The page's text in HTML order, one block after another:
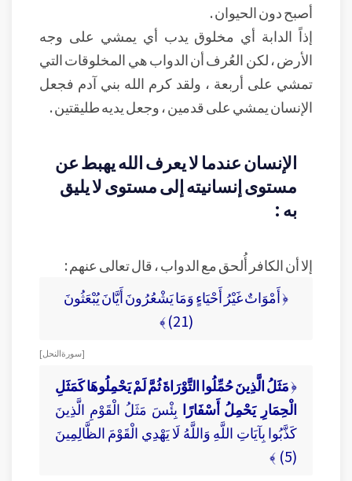
أصبح دون الحيوان .
إذاً الدابة أي مخلوق يدب أي يمشي على وجه
الأرض ، لكن العُرف أن الدواب هي المخلوقات التي
تمشي على أربعة ، ولقد كرم الله بني آدم فجعل
الإنسان يمشي على قدمين ، وجعل يديه طليقتين .
الإنسان عندما لا يعرف الله يهبط عن
مستوى إنسانيته إلى مستوى لا يليق
به :
إلا أن الكافر أُلحق مع الدواب ، قال تعالى عنهم :
﴿ أَمْوَاتٌ غَيْرُ أَحْيَاءٍ وَمَا يَشْعُرُونَ أَيَّانَ يُبْعَثُونَ
(21) ﴾
[ سورة النحل ]
﴿مَثَلُ الَّذِينَ حُمِّلُوا التَّوْرَاةَ ثُمَّ لَمْ يَحْمِلُوهَا كَمَثَلِ
الْحِمَارِ يَحْمِلُ أَسْفَارًا بِئْسَ مَثَلُ الْقَوْمِ الَّذِينَ
كَذَّبُوا بِآيَاتِ اللَّهِ وَاللَّهُ لَا يَهْدِي الْقَوْمَ الظَّالِمِينَ
(5) ﴾